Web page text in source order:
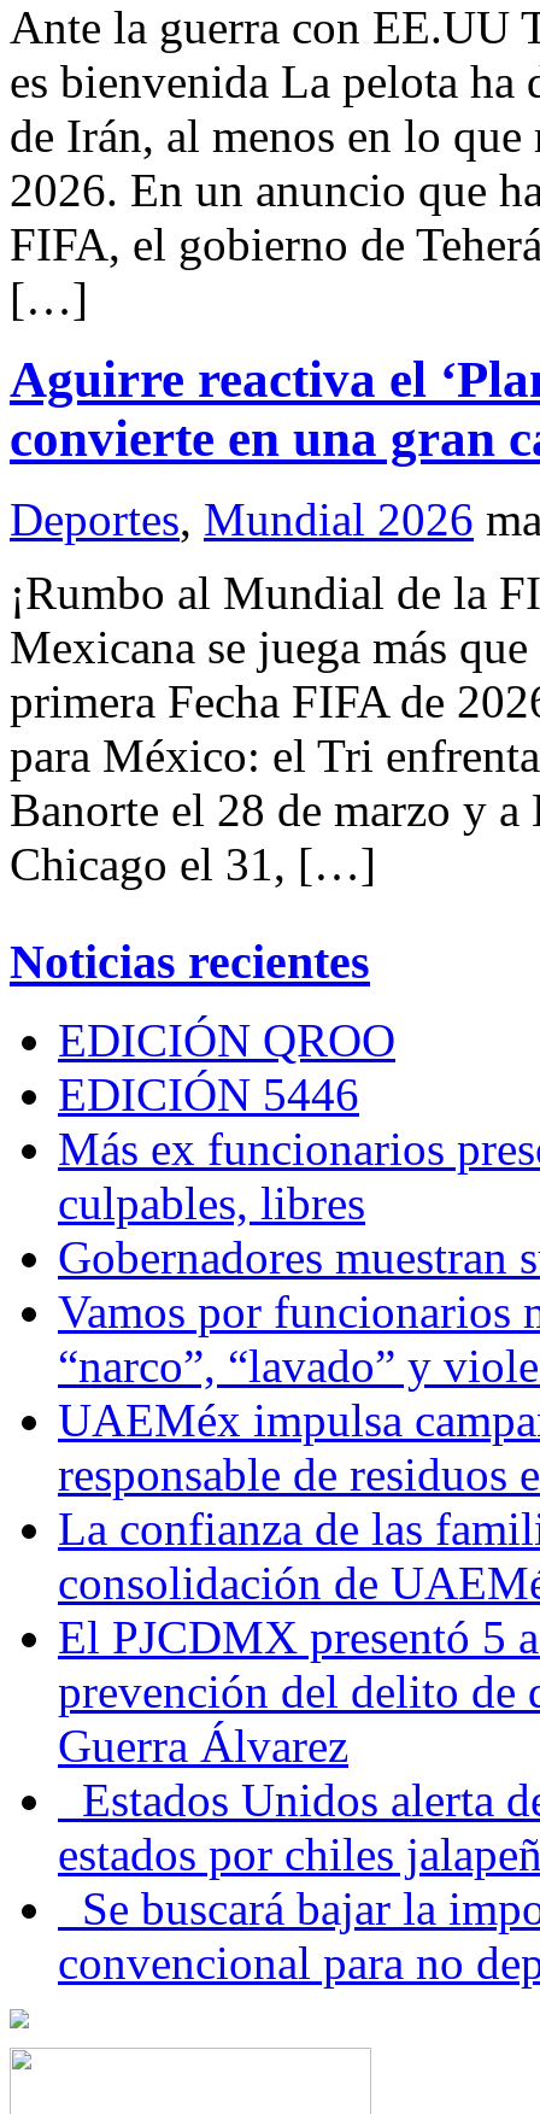
Ante la guerra con EE.UU
es bienvenida La pelota ha
de Irán, al menos en lo
2026. En un anuncio que
FIFA, el gobierno de
[…]
Aguirre reactiva el
convierte en una gran
Deportes, Mundial 2026
¡Rumbo al Mundial de la
Mexicana se juega más
primera Fecha FIFA de
para México: el Tri
Banorte el 28 de marzo y
Chicago el 31, […]
Noticias recientes
EDICIÓN QROO
EDICIÓN 5446
Más ex funcionarios
culpables, libres
Gobernadores muestran
Vamos por funcionarios
“narco”, “lavado” y
UAEMéx impulsa
responsable de residuos
La confianza de las
consolidación de
El PJCDMX presentó 5
prevención del delito de
Guerra Álvarez
Estados Unidos alerta
estados por chiles
Se buscará bajar la
convencional para no